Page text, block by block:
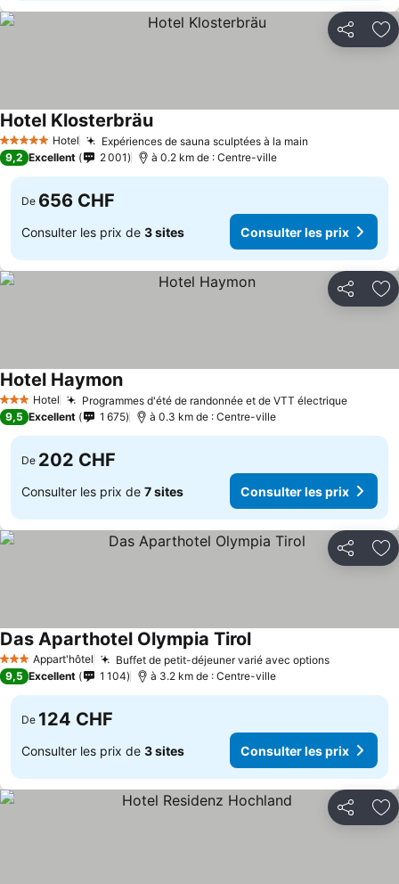
Partager
5 Étoiles Hotel Expériences de sauna sculptées à la main
Hotel Klosterbräu
9,2 Excellent 2 001 à 0.2 km de : Centre-ville
De 656 CHF
Consulter les prix de 3 sites Consulter les prix
Partager
3 ÉtoilesHotel Programmes d'été de randonnée et de VTT électrique
Hotel Haymon
9,5 Excellent 1 675 à 0.3 km de : Centre-ville
De 202 CHF
Consulter les prix de 7 sites Consulter les prix
Partager
3 ÉtoilesAppart'hôtel Buffet de petit-déjeuner varié avec options
Das Aparthotel Olympia Tirol
9,5 Excellent 1 104 à 3.2 km de : Centre-ville
De 124 CHF
Consulter les prix de 3 sites Consulter les prix
Partager